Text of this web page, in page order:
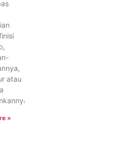
atau
»